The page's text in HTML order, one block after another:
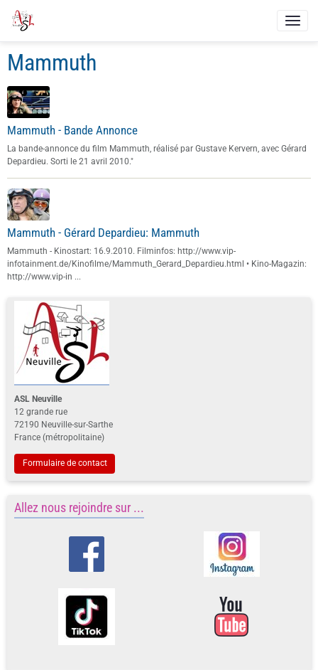
Mammuth
Mammuth - Bande Annonce
La bande-annonce du film Mammuth, réalisé par Gustave Kervern, avec Gérard
Depardieu. Sorti le 21 avril 2010."
Mammuth - Gérard Depardieu: Mammuth
Mammuth - Kinostart: 16.9.2010. Filminfos: http://www.vip-
infotainment.de/Kinofilme/Mammuth_Gerard_Depardieu.html • Kino-Magazin:
http://www.vip-in ...
ASL Neuville
12 grande rue
72190 Neuville-sur-Sarthe
France (métropolitaine)
Formulaire de contact
Allez nous rejoindre sur ...